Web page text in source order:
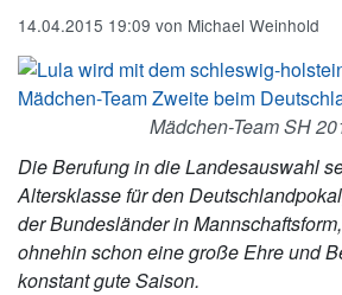
14.04.2015 19:09 von Michael Weinhold
Mädchen-Team SH
Die Berufung in die Landesauswahl
Altersklasse für den
der Bundesländer in
ohnehin schon eine große Ehre und
konstant gute Saison.